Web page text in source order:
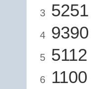
3 5251
4 9390
5 5112
6 1100